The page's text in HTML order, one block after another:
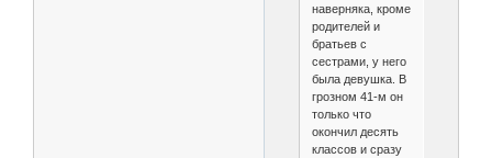
наверняка, кроме
родителей и
братьев с
сестрами, у него
была девушка. В
грозном 41-м он
только что
окончил десять
классов и сразу